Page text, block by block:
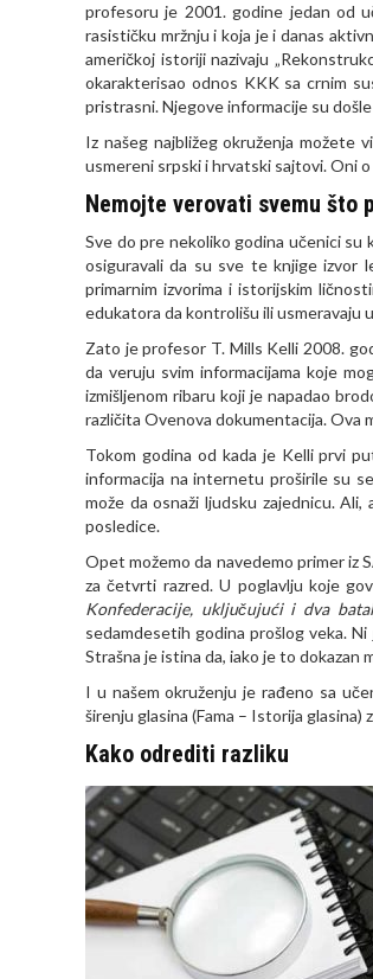
profesoru je 2001. godine jedan od
rasističku mržnju i koja je i danas
američkoj istoriji nazivaju
okarakterisao odnos KKK sa crnim
pristrasni. Njegove informacije su
Iz našeg najbližeg okruženja možete
usmereni srpski i hrvatski sajtovi. Oni
Nemojte verovati svemu što
Sve do pre nekoliko godina učenici su
osiguravali da su sve te knjige izvor
primarnim izvorima i istorijskim
edukatora da kontrolišu ili usmeravaju
Zato je profesor T. Mills Kelli 2008.
da veruju svim informacijama koje
izmišljenom ribaru koji je napadao
različita Ovenova dokumentacija. Ova
Tokom godina od kada je Kelliprvi
informacija na internetu proširile su
može da osnaži ljudsku zajednicu.
posledice.
Opet možemo da navedemo primer iz
za četvrti razred. U poglavlju koje
Konfederacije, uključujući i dva
sedamdesetih godina prošlog veka.
Strašna je istina da, iako je to dokazan
I u našem okruženju je rađeno sa
širenju glasina (Fama – Istorija glasina)
Kako odrediti razliku